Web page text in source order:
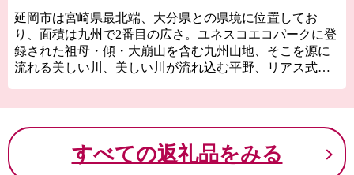
延岡市は宮崎県最北端、大分県との県境に位置してお
り、面積は九州で2番目の広さ。ユネスコエコパークに登
録された祖母・傾・大崩山を含む九州山地、そこを源に
流れる美しい川、美しい川が流れ込む平野、リアス式海
崗岩がむき出しでそびえ立ち、壮大な景観を作り出して
いて、全国から登山やクライミングを楽しみに多くの人
たちが訪れます。また、平野部にそそぐ北川の清流「小
すべての返礼品をみる